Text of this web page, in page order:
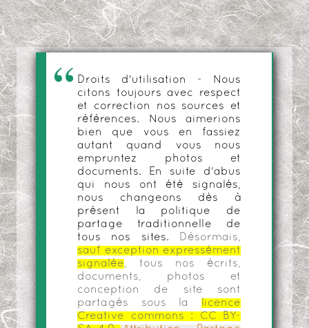
Droits d'utilisation - Nous
citons toujours avec respect
et correction nos sources et
références. Nous aimerions
bien que vous en fassiez
autant quand vous nous
empruntez photos et
documents. En suite d'abus
qui nous ont été signalés,
nous changeons dès à
présent la politique de
partage traditionnelle de
tous nos sites.
Désormais,
sauf exception expressément
signalée, tous nos écrits,
documents, photos et
conception de site sont
partagés sous la
licence
Creative commons :
CC BY-